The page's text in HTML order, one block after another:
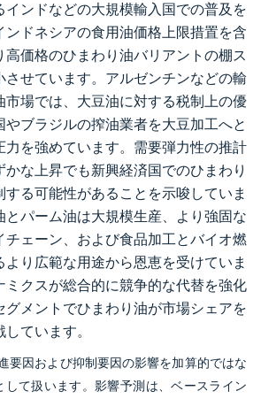
インドなどの大規模輸入国での普及を
ンドネシアの食用油価格上限措置を含
価格のひまわり油バリアントの棚ス
させています。アルゼンチンなどの輸
市場では、大豆油に対する税制上の優
ブラジルの搾油業者を大豆加工へと
力を強めています。需要弾力性の推計
かな上昇でも新興経済国でのひまわり
る可能性があることを示唆していま
とパーム油は大規模生産、より強固な
チェーン、および食品加工とバイオ燃
り広範な用途から恩恵を受けていま
ミクスが総合的に競争的な代替を強化
グメントでひまわり油が市場シェアを
ています。
要因および抑制要因の影響を加算的ではな
して扱います。影響予測は、ベースライン